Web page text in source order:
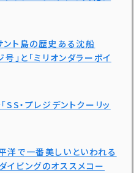
ント島の歴史ある沈船
」と「ミリオンダラーポイ
・プレジデントクーリッ
洋で一番美しいといわれる
イビングのオススメコー